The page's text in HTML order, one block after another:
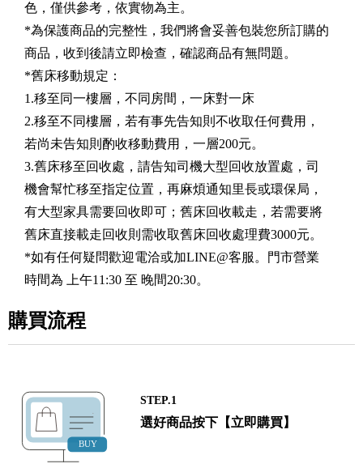
色，僅供參考，依實物為主。
*為保護商品的完整性，我們將會妥善包裝您所訂購的
商品，收到後請立即檢查，確認商品有無問題。
*舊床移動規定：
1.移至同一樓層，不同房間，一床對一床
2.移至不同樓層，若有事先告知則不收取任何費用，
若尚未告知則酌收移動費用，一層200元。
3.舊床移至回收處，請告知司機大型回收放置處，司
機會幫忙移至指定位置，再麻煩通知里長或環保局，
有大型家具需要回收即可；舊床回收載走，若需要將
舊床直接載走回收則需收取舊床回收處理費3000元。
*如有任何疑問歡迎電洽或加LINE@客服。門市營業
時間為 上午11:30 至 晚間20:30。
購買流程
STEP.1
選好商品按下【立即購買】